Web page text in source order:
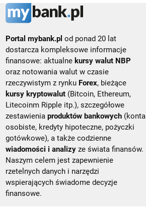
Portal mybank.pl od ponad 20 lat
dostarcza kompleksowe informacje
finansowe: aktualne kursy walut NBP
oraz notowania walut w czasie
rzeczywistym z rynku Forex, bieżące
kursy kryptowalut (Bitcoin, Ethereum,
Litecoinm Ripple itp.), szczegółowe
zestawieniaproduktów bankowych (konta
osobiste, kredyty hipoteczne, pożyczki
gotówkowe), a także codzienne
wiadomości i analizy ze świata finansów.
Naszym celem jest zapewnienie
rzetelnych danych i narzędzi
wspierających świadome decyzje
finansowe.